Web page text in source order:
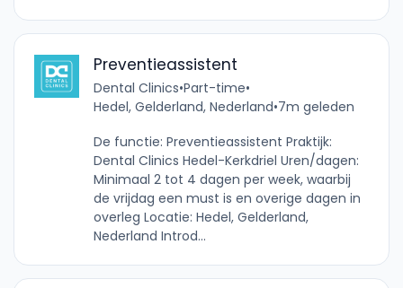
Preventieassistent
Dental Clinics•Part-time•
Hedel, Gelderland, Nederland•7m geleden
De functie: Preventieassistent Praktijk:
Dental Clinics Hedel-Kerkdriel Uren/dagen:
Minimaal 2 tot 4 dagen per week, waarbij
de vrijdag een must is en overige dagen in
overleg Locatie: Hedel, Gelderland,
Nederland Introd...